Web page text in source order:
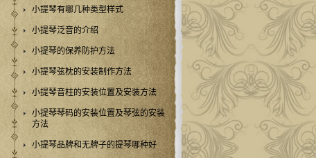
小提琴有哪几种类型样式
小提琴泛音的介绍
小提琴的保养防护方法
小提琴弦枕的安装制作方法
小提琴音柱的安装位置及安装方法
小提琴琴码的安装位置及琴弦的安装
方法
小提琴品牌和无牌子的提琴哪种好